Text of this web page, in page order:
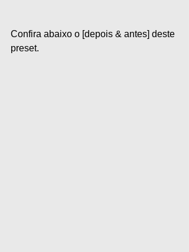
Confira abaixo o [depois & antes] deste
preset.